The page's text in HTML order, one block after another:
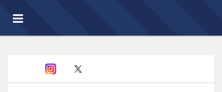
Toggle
navigation